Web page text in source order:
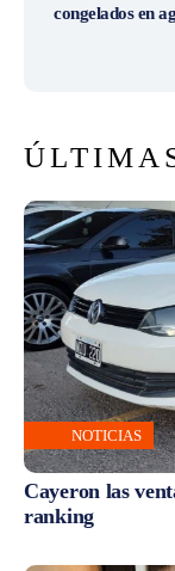
congelados en
NOTICIAS
Cayeron las
ranking